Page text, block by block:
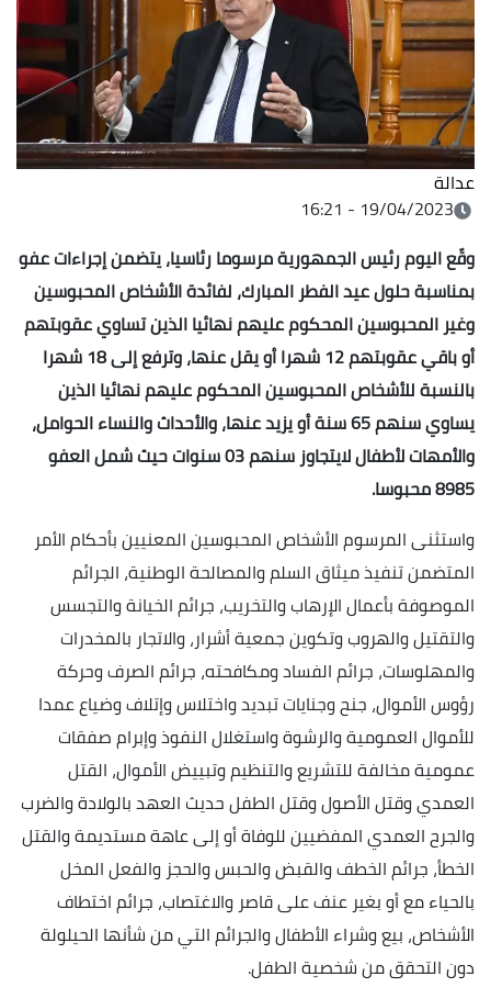
عدالة
19/04/2023 - 16:21
وقّع اليوم رئيس الجمهورية مرسوما رئاسيا، يتضمن إجراءات عفو
بمناسبة حلول عيد الفطر المبارك، لفائدة الأشخاص المحبوسين
وغير المحبوسين المحكوم عليهم نهائيا الذين تساوي عقوبتهم
أو باقي عقوبتهم 12 شهرا أو يقل عنها، وترفع إلى 18 شهرا
بالنسبة للأشخاص المحبوسين المحكوم عليهم نهائيا الذين
يساوي سنهم 65 سنة أو يزيد عنها، والأحداث والنساء الحوامل،
والأمهات لأطفال لايتجاوز سنهم 03 سنوات حيث شمل العفو
8985 محبوسا
.
واستثنى المرسوم الأشخاص المحبوسين المعنيين بأحكام الأمر
المتضمن تنفيذ ميثاق السلم والمصالحة الوطنية، الجرائم
الموصوفة بأعمال الإرهاب والتخريب، جرائم الخيانة والتجسس
والتقتيل والهروب وتكوين جمعية أشرار، والاتجار بالمخدرات
والمهلوسات، جرائم الفساد ومكافحته، جرائم الصرف وحركة
رؤوس الأموال، جنح وجنايات تبديد واختلاس وإتلاف وضياع عمدا
للأموال العمومية والرشوة واستغلال النفوذ وإبرام صفقات
عمومية مخالفة للتشريع والتنظيم وتبييض الأموال، القتل
العمدي وقتل الأصول وقتل الطفل حديث العهد بالولادة والضرب
والجرح العمدي المفضيين للوفاة أو إلى عاهة مستديمة والقتل
الخطأ، جرائم الخطف والقبض والحبس والحجز والفعل المخل
بالحياء مع أو بغير عنف على قاصر والاغتصاب، جرائم اختطاف
الأشخاص، بيع وشراء الأطفال والجرائم التي من شأنها الحيلولة
دون التحقق من شخصية الطفل.